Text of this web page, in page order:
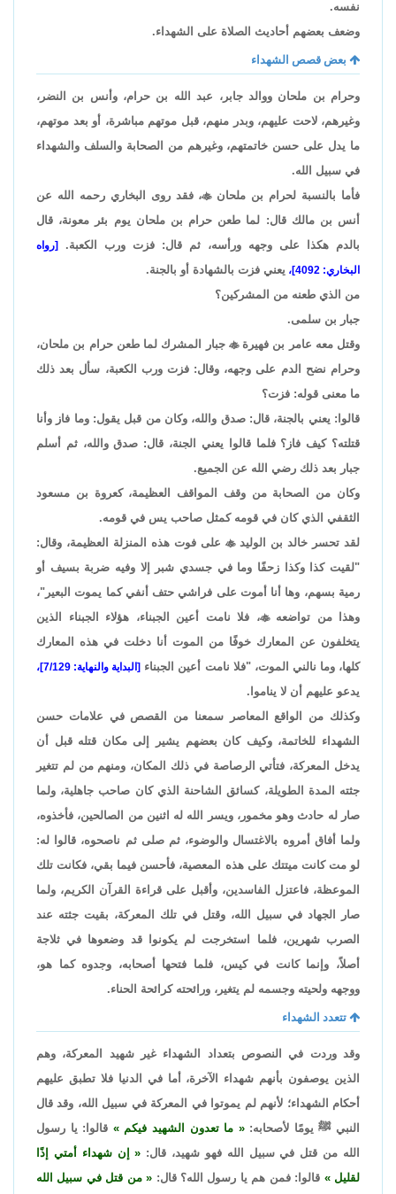
نفسه.
وضعف بعضهم أحاديث الصلاة على الشهداء.
بعض قصص الشهداء
وحرام بن ملحان ووالد جابر، عبد الله بن حرام، وأنس بن النضر،
وغيرهم، لاحت عليهم، وبدر منهم، قبل موتهم مباشرة، أو بعد موتهم،
ما يدل على حسن خاتمتهم، وغيرهم من الصحابة والسلف والشهداء
في سبيل الله.
فأما بالنسبة لحرام بن ملحان، فقد روى البخاري رحمه الله عن
أنس بن مالك قال: لما طعن حرام بن ملحان يوم بئر معونة، قال
بالدم هكذا على وجهه ورأسه، ثم قال: فزت ورب الكعبة. [رواه
البخاري: 4092]،
يعني فزت بالشهادة أو بالجنة.
من الذي طعنه من المشركين؟
جبار بن سلمى.
وقتل معه عامر بن فهيرة جبار المشرك لما طعن حرام بن ملحان،
وحرام نضح الدم على وجهه، وقال: فزت ورب الكعبة، سأل بعد ذلك
ما معنى قوله: فزت؟
قالوا: يعني بالجنة، قال: صدق والله، وكان من قبل يقول: وما فاز وأنا
قتلته؟ كيف فاز؟ فلما قالوا يعني الجنة، قال: صدق والله، ثم أسلم
جبار بعد ذلك رضي الله عن الجميع.
وكان من الصحابة من وقف المواقف العظيمة، كعروة بن مسعود
الثقفي الذي كان في قومه كمثل صاحب يس في قومه.
لقد تحسر خالد بن الوليد على فوت هذه المنزلة العظيمة، وقال:
"لقيت كذا وكذا زحفًا وما في جسدي شبر إلا وفيه ضربة بسيف أو
رمية بسهم، وها أنا أموت على فراشي حتف أنفي كما يموت البعير"،
وهذا من تواضعه، فلا نامت أعين الجبناء، هؤلاء الجبناء الذين
يتخلفون عن المعارك خوفًا من الموت أنا دخلت في هذه المعارك
كلها، وما نالني الموت، "فلا نامت أعين الجبناء [البداية والنهاية: 7/129]،
يدعو عليهم أن لا يناموا.
وكذلك من الواقع المعاصر سمعنا من القصص في علامات حسن
الشهداء للخاتمة، وكيف كان بعضهم يشير إلى مكان قتله قبل أن
يدخل المعركة، فتأتي الرصاصة في ذلك المكان، ومنهم من لم تتغير
جثته المدة الطويلة، كسائق الشاحنة الذي كان صاحب جاهلية، ولما
صار له حادث وهو مخمور، ويسر الله له اثنين من الصالحين، فأخذوه،
ولما أفاق أمروه بالاغتسال والوضوء، ثم صلى ثم ناصحوه، قالوا له:
لو مت كانت ميتتك على هذه المعصية، فأحسن فيما بقي، فكانت تلك
الموعظة، فاعتزل الفاسدين، وأقبل على قراءة القرآن الكريم، ولما
صار الجهاد في سبيل الله، وقتل في تلك المعركة، بقيت جثته عند
الصرب شهرين، فلما استخرجت لم يكونوا قد وضعوها في ثلاجة
أصلاً، وإنما كانت في كيس، فلما فتحها أصحابه، وجدوه كما هو،
ووجهه ولحيته وجسمه لم يتغير، ورائحته كرائحة الحناء.
تتعدد الشهداء
وقد وردت في النصوص بتعداد الشهداء غير شهيد المعركة، وهم
الذين يوصفون بأنهم شهداء الآخرة، أما في الدنيا فلا تطبق عليهم
أحكام الشهداء؛ لأنهم لم يموتوا في المعركة في سبيل الله، وقد قال
النبي ﷺ يومًا لأصحابه:
ما تعدون الشهيد فيكم
قالوا: يا رسول
الله من قتل في سبيل الله فهو شهيد، قال:
إن شهداء أمتي إذًا
لقليل
قالوا: فمن هم يا رسول الله؟ قال:
من قتل في سبيل الله